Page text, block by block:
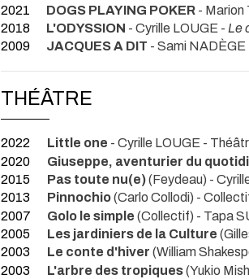
2021
DOGS PLAYING POKER - Marion
2018
L'ODYSSION - Cyrille LOUGE - Le
2009
JACQUES A DIT - Sami NADÈGE
THÉÂTRE
2022 Little one - Cyrille LOUGE -
2020
Giuseppe, aventurier du
2015
Pas toute nu(e)(Feydeau) -
2013
Pinnochio(Carlo Collodi) -
2007
Golo le simple (Collectif) - Tapa
2005
Les jardiniers de la Culture
2003
Le conte d'hiver (William
2003
L'arbre des tropiques(Yukio